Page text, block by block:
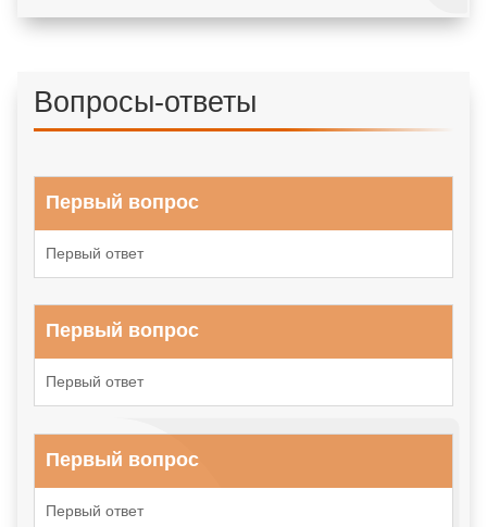
Вопросы-ответы
Первый вопрос
Первый ответ
Первый вопрос
Первый ответ
Первый вопрос
Первый ответ